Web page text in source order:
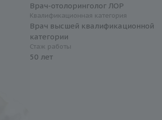
Врач-отолоринголог ЛОР
Квалификационная категория
Врач высшей квалификационной
категории
Стаж работы
50 лет